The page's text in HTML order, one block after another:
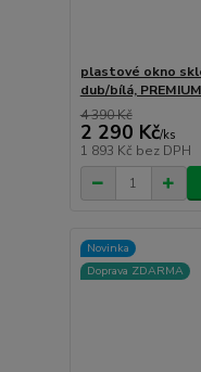
plastové okno
dub/bílá,
4 390 Kč
2 290 Kč/ks
1 893 Kč bez DPH
Novinka
Doprava ZDARMA